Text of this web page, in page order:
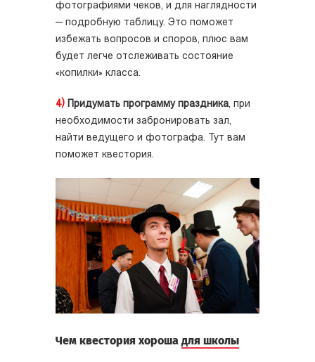
фотографиями чеков, и для наглядности
— подробную таблицу. Это поможет
избежать вопросов и споров, плюс вам
будет легче отслеживать состояние
«копилки» класса.
4) Придумать программу праздника, при
необходимости забронировать зал,
найти ведущего и фотографа. Тут вам
поможет квестория.
Чем квестория хороша для школы